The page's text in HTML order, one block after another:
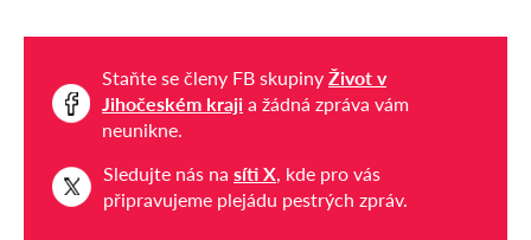
Staňte se členy FB skupiny Život v
Jihočeském kraji a žádná zpráva vám
neunikne.
Sledujte nás na síti X, kde pro vás
připravujeme plejádu pestrých zpráv.